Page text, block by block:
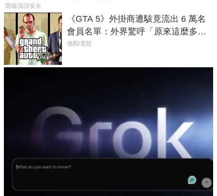
雲端/資訊安全
《GTA 5》外掛商遭駭竟流出 6 萬名
會員名單：外界驚呼「原來這麼多人
在開掛！」
遊戲/電競